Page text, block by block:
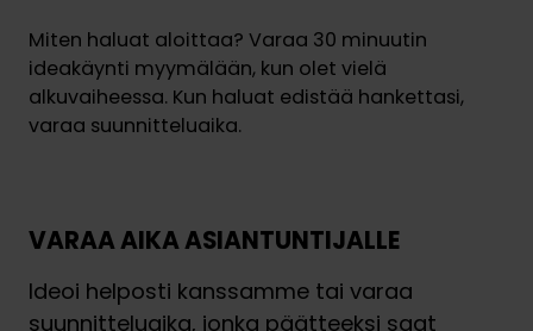
Miten haluat aloittaa? Varaa 30 minuutin
ideakäynti myymälään, kun olet vielä
alkuvaiheessa. Kun haluat edistää hankettasi,
varaa suunnitteluaika.
VARAA AIKA ASIANTUNTIJALLE
Ideoi helposti kanssamme tai varaa
suunnitteluaika, jonka päätteeksi saat